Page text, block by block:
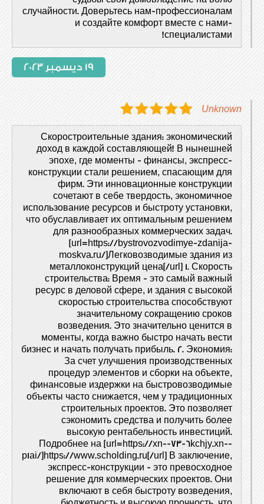
случайности. Доверьтесь нам-профессионалам
и создайте комфорт вместе с нами-
специалистами!
19 ديسمبر 2023
Unknown
Скоростроительные здания: экономический
доход в каждой составляющей! В нынешней
эпохе, где моменты - финансы, экспресс-
конструкции стали решением, спасающим для
фирм. Эти инновационные конструкции
сочетают в себе твердость, экономичное
использование ресурсов и быстроту установки,
что обуславливает их оптимальным решением
для разнообразных коммерческих задач.
[url=https://bystrovozvodimye-zdanija-
moskva.ru/]Легковозводимые здания из
металлоконструкций цена[/url] 1. Скорость
строительства: Время - это самый важный
ресурс в деловой сфере, и здания с высокой
скоростью строительства способствуют
значительному сокращению сроков
возведения. Это значительно ценится в
моменты, когда важно быстро начать вести
бизнес и начать получать прибыль. 2. Экономия:
За счет улучшения производственных
процедур элементов и сборки на объекте,
финансовые издержки на быстровозводимые
объекты часто снижается, чем у традиционных
строительных проектов. Это позволяет
сэкономить средства и получить более
высокую рентабельность инвестиций.
Подробнее на [url=https://xn--73-6kchjy.xn--
p1ai/]https://www.scholding.ru[/url] В заключение,
экспресс-конструкции - это превосходное
решение для коммерческих проектов. Они
включают в себя быстроту возведения,